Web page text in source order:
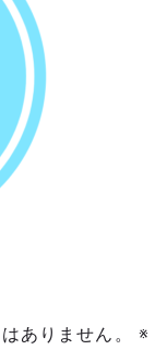
ありません。 ※